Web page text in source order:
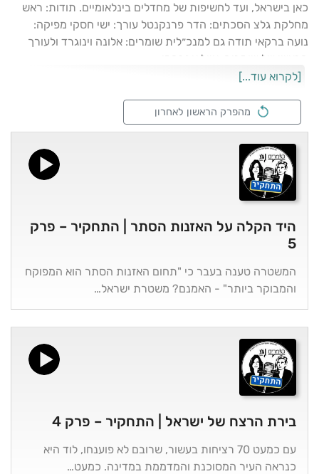
כאן בישראל, ועד לחשיפות של מחדלים בינלאומיים. תודות: ראש
מחלקת גלצ הסכתים: הדר פרנקנטל עורך: ישי חסקי מפיקה:
נועה ברקאי תודה גם למנכ״לית שומרים: אלונה וינוגרד ולעורך
הראשי של שומרים: אייל אברהמי
[לקרוא עוד...]
מהפרק הראשון לאחרון
היד הקלה על האזנות הסתר | התחקיר – פרק
5
המשטרה טענה בעבר כי "תחום האזנות הסתר הוא המפוקח
והמבוקר ביותר" - האמנם? משטרת ישראל…
בירת הרצח של ישראל | התחקיר – פרק 4
עם כמעט 70 רציחות בעשור, שרובם לא פוענחו, לוד היא
כנראה העיר המסוכנת והמדממת במדינה. כמעט…